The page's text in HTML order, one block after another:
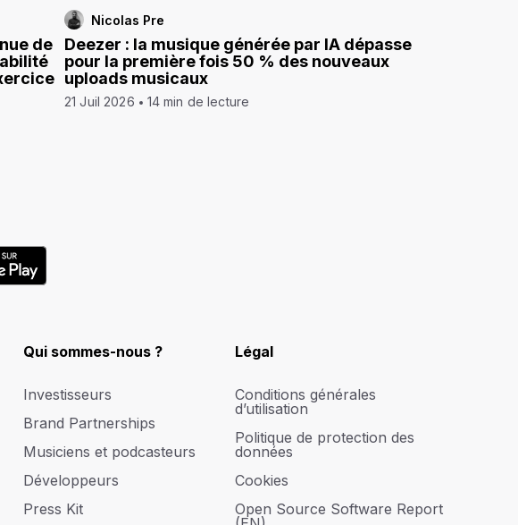
de
Nicolas Pre
Deezer : la musique générée par IA dépasse
pour la première fois 50 % des nouveaux
uploads musicaux
21 Juil 2026 14 min de lecture
Qui sommes-nous ?
Investisseurs
Brand Partnerships
Musiciens et podcasteurs
Développeurs
Press Kit
Légal
Conditions générales
d’utilisation
Politique de protection des
données
Cookies
Open Source Software Report